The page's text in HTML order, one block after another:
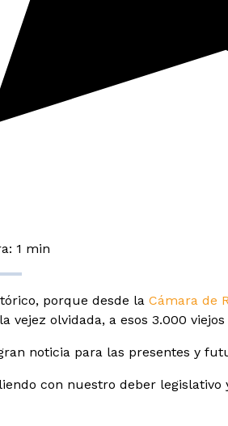
1 min
porque desde la Cámara de
vejez olvidada, a esos 3.000
noticia para las presentes y
con nuestro deber